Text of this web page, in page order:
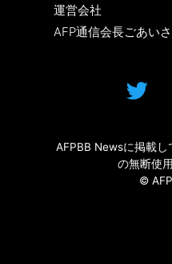
運営会社
AFP通信会長ごあい
AFPBB Newsに掲載
の無断使
©